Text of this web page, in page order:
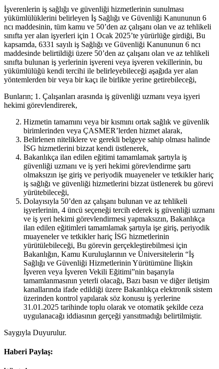
İşverenlerin iş sağlığı ve güvenliği hizmetlerinin sunulması
yükümlülüklerini belirleyen İş Sağlığı ve Güvenliği Kanununun 6
ncı maddesinin, tüm kamu ve 50’den az çalışanı olan ve az tehlikeli
sınıfta yer alan işyerleri için 1 Ocak 2025’te yürürlüğe girdiği, Bu
kapsamda, 6331 sayılı iş Sağlığı ve Güvenliği Kanununun 6 ncı
maddesinde belirtildiği üzere 50’den az çalışanı olan ve az tehlikeli
sınıfta bulunan iş yerlerinin işvereni veya işveren vekillerinin, bu
yükümlülüğü kendi tercihi ile belirleyebileceği aşağıda yer alan
yöntemlerden bir veya bir kaçı ile birlikte yerine getirebileceği,
Bunların; 1. Çalışanları arasında iş güvenliği uzmanı veya işyeri
hekimi görevlendirerek,
Hizmetin tamamını veya bir kısmını ortak sağlık ve güvenlik
birimlerinden veya ÇASMER’lerden hizmet alarak,
Belirlenen niteliklere ve gerekli belgeye sahip olması halinde
İSG hizmetlerini bizzat kendi üstlenerek,
Bakanlıkça ilan edilen eğitimi tamamlamak şartıyla iş
güvenliği uzmanı ve iş yeri hekimi görevlendirme şartı
olmaksızın işe giriş ve periyodik muayeneler ve tetkikler hariç
iş sağlığı ve güvenliği hizmetlerini bizzat üstlenerek bu görevi
yürütebileceği,
Dolayısıyla 50’den az çalışanı bulunan ve az tehlikeli
işyerlerinin, 4 üncü seçeneği tercih ederek iş güvenliği uzmanı
ve iş yeri hekimi görevlendirmesi yapmaksızın, Bakanlıkça
ilan edilen eğitimleri tamamlamak şartıyla işe giriş, periyodik
muayeneler ve tetkikler hariç İSG hizmetlerinin
yürütülebileceği, Bu görevin gerçekleştirebilmesi için
Bakanlığın, Kamu Kuruluşlarının ve Üniversitelerin “İş
Sağlığı ve Güvenliği Hizmetlerinin Yürütümüne İlişkin
İşveren veya İşveren Vekili Eğitimi”nin başarıyla
tamamlanmasının yeterli olacağı, Bazı basın ve diğer iletişim
kanallarında ifade edildiği üzere Bakanlıkça elektronik sistem
üzerinden kontrol yapılarak söz konusu iş yerlerine
31.01.2025 tarihinde toplu olarak ve otomatik şekilde ceza
uygulanacağı iddiasının gerçeği yansıtmadığı belirtilmiştir.
Saygıyla Duyurulur.
Haberi Paylaş: